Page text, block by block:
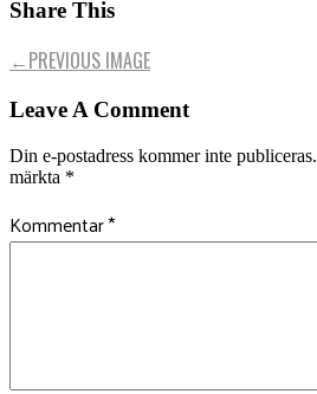
Share This
←PREVIOUS IMAGE
Leave A Comment
Din e-postadress kommer inte publiceras.
märkta *
Kommentar*